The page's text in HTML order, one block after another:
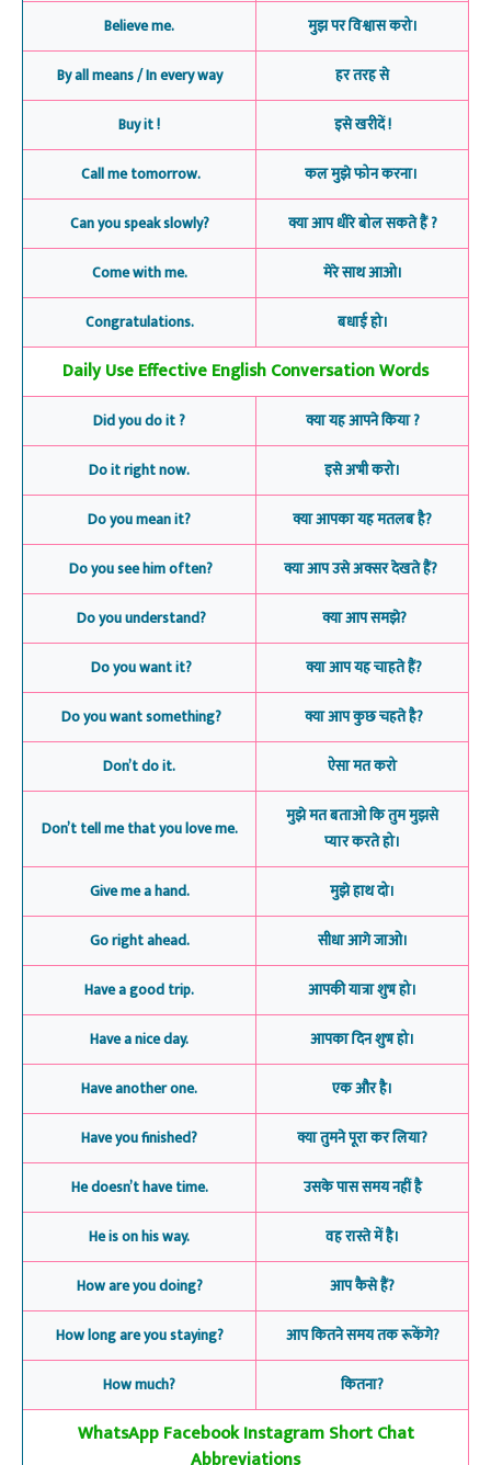
Believe me. मुझ पर विश्वास करो।
By all means / In every way हर तरह से
Buy it ! इसे खरीदें !
Call me tomorrow. कल मुझे फोन करना।
Can you speak slowly? क्या आप धीरे बोल सकते हैं ?
Come with me. मेरे साथ आओ।
Congratulations. बधाई हो।
Daily Use Effective English Conversation Words
Did you do it ? क्या यह आपने किया ?
Do it right now. इसे अभी करो।
Do you mean it? क्या आपका यह मतलब है?
Do you see him often? क्या आप उसे अक्सर देखते हैं?
Do you understand? क्या आप समझे?
Do you want it? क्या आप यह चाहते हैं?
Do you want something? क्या आप कुछ चहते है?
Don’t do it. ऐसा मत करो
Don’t tell me that you love me.
मुझे मत बताओ कि तुम मुझसे
प्यार करते हो।
Give me a hand. मुझे हाथ दो।
Go right ahead. सीधा आगे जाओ।
Have a good trip. आपकी यात्रा शुभ हो।
Have a nice day. आपका दिन शुभ हो।
Have another one. एक और है।
Have you finished? क्या तुमने पूरा कर लिया?
He doesn’t have time. उसके पास समय नहीं है
He is on his way. वह रास्ते में है।
How are you doing? आप कैसे हैं?
How long are you staying? आप कितने समय तक रूकेंगे?
How much? कितना?
WhatsApp Facebook Instagram Short Chat